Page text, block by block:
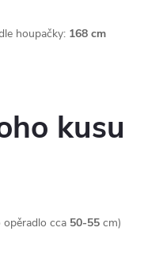
houpačky: 168 cm
kusu
opěradlo cca 50-55 cm)